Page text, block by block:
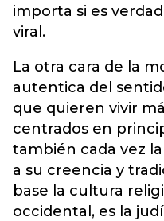
importa si es
viral.
La otra cara de la
autentica del
que quieren vivir
centrados en
también cada vez
a su creencia y
base la cultura
occidental, es la